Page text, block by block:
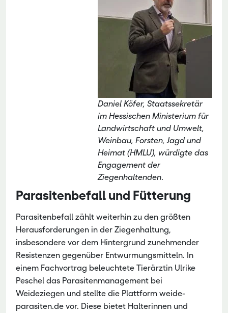
Daniel Köfer, Staatssekretär
im Hessischen Ministerium für
Landwirtschaft und Umwelt,
Weinbau, Forsten, Jagd und
Heimat (HMLU), würdigte das
Engagement der
Ziegenhaltenden.
Parasitenbefall und Fütterung
Parasitenbefall zählt weiterhin zu den größten
Herausforderungen in der Ziegenhaltung,
insbesondere vor dem Hintergrund zunehmender
Resistenzen gegenüber Entwurmungsmitteln. In
einem Fachvortrag beleuchtete Tierärztin Ulrike
Peschel das Parasitenmanagement bei
Weideziegen und stellte die Plattform weide-
parasiten.de vor. Diese bietet Halterinnen und